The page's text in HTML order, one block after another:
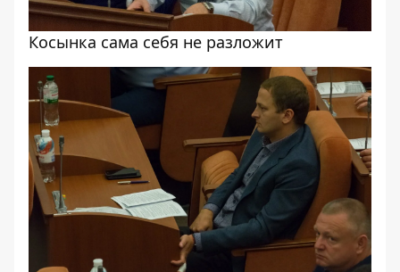
Косынка сама себя не разложит